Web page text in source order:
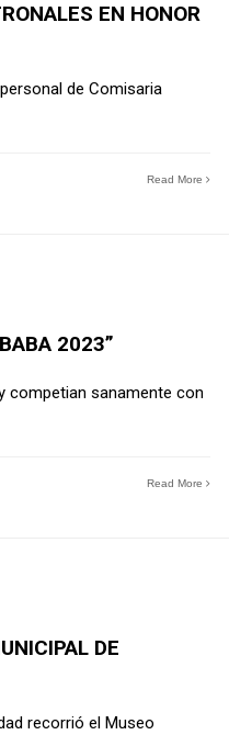
EN HONOR
de Comisaria
Read More
2023”
competian sanamente con
Read More
DE
recorrió el Museo